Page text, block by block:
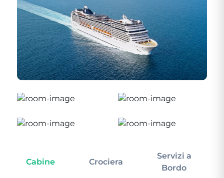
Cabine Crociera
Servizi a
Bordo